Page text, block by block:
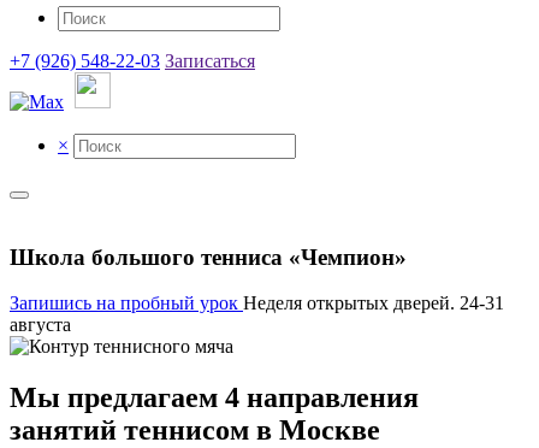
+7 (926) 548-22-03 Записаться
×
Школа большого тенниса «Чемпион»
Запишись на пробный урок Неделя открытых дверей. 24-31
августа
Мы предлагаем 4 направления
занятий теннисом в Москве